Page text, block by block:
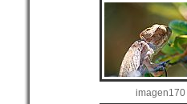
imagen170